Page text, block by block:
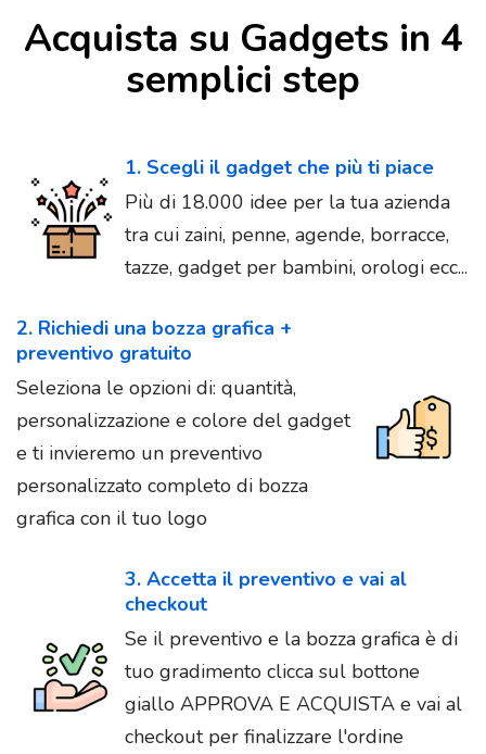
Acquista su Gadgets in 4
semplici step
1. Scegli il gadget che più ti piace
Più di 18.000 idee per la tua azienda
tra cui zaini, penne, agende, borracce,
tazze, gadget per bambini, orologi ecc...
2. Richiedi una bozza grafica +
preventivo gratuito
Seleziona le opzioni di: quantità,
personalizzazione e colore del gadget
e ti invieremo un preventivo
personalizzato completo di bozza
grafica con il tuo logo
3. Accetta il preventivo e vai al
checkout
Se il preventivo e la bozza grafica è di
tuo gradimento clicca sul bottone
giallo APPROVA E ACQUISTA e vai al
checkout per finalizzare l'ordine